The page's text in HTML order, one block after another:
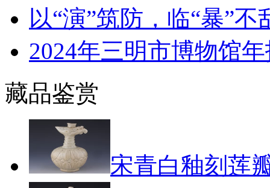
以“演”筑防，临“暴”
2024年三明市博物馆
藏品鉴赏
宋青白釉刻莲